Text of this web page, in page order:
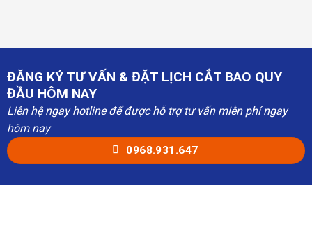
ĐĂNG KÝ TƯ VẤN & ĐẶT LỊCH CẮT BAO QUY
ĐẦU HÔM NAY
Liên hệ ngay hotline để được hỗ trợ tư vấn miễn phí ngay
hôm nay
0968.931.647